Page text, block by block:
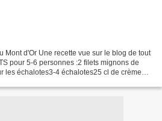
Mont d'Or Une recette vue sur le blog de tout
pour 5-6 personnes :2 filets mignons de
les échalotes3-4 échalotes25 cl de crème